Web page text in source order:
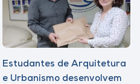
Estudantes de Arquitetura
e Urbanismo desenvolvem